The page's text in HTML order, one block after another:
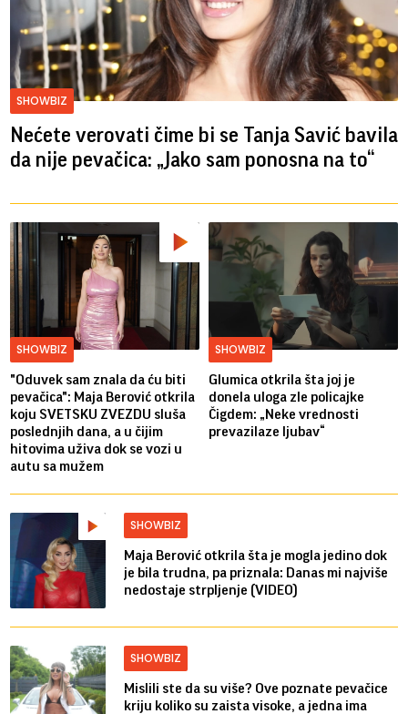
SHOWBIZ
Nećete verovati čime bi se Tanja Savić bavila
da nije pevačica: „Jako sam ponosna na to“
SHOWBIZ
"Oduvek sam znala da ću biti
pevačica": Maja Berović otkrila
koju SVETSKU ZVEZDU sluša
poslednjih dana, a u čijim
hitovima uživa dok se vozi u
autu sa mužem
SHOWBIZ
Glumica otkrila šta joj je
donela uloga zle policajke
Čigdem: „Neke vrednosti
prevazilaze ljubav“
SHOWBIZ
Maja Berović otkrila šta je mogla jedino dok
je bila trudna, pa priznala: Danas mi najviše
nedostaje strpljenje (VIDEO)
SHOWBIZ
Mislili ste da su više? Ove poznate pevačice
kriju koliko su zaista visoke, a jedna ima